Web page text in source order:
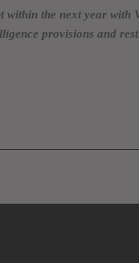
within the next year
provisions and